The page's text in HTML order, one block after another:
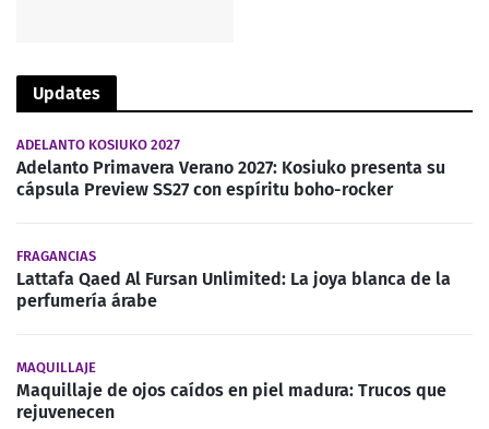
Updates
ADELANTO KOSIUKO 2027
Adelanto Primavera Verano 2027: Kosiuko presenta su
cápsula Preview SS27 con espíritu boho-rocker
FRAGANCIAS
Lattafa Qaed Al Fursan Unlimited: La joya blanca de la
perfumería árabe
MAQUILLAJE
Maquillaje de ojos caídos en piel madura: Trucos que
rejuvenecen